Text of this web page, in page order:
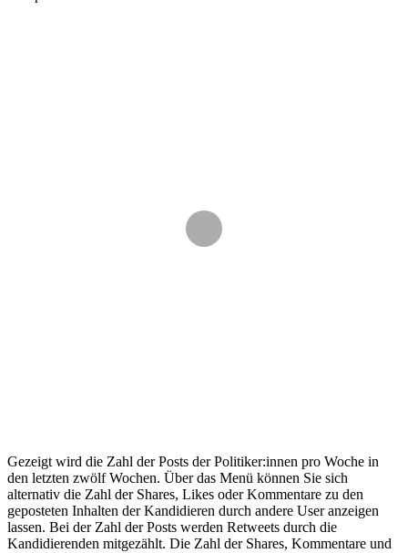
Gezeigt wird die Zahl der Posts der Politiker:innen pro Woche in
den letzten zwölf Wochen. Über das Menü können Sie sich
alternativ die Zahl der Shares, Likes oder Kommentare zu den
geposteten Inhalten der Kandidieren durch andere User anzeigen
lassen. Bei der Zahl der Posts werden Retweets durch die
Kandidierenden mitgezählt. Die Zahl der Shares, Kommentare und